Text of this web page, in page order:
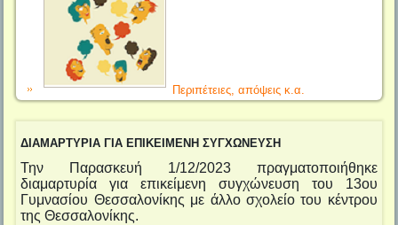
Περιπέτειες, απόψεις κ.α.
ΔΙΑΜΑΡΤΥΡΙΑ ΓΙΑ ΕΠΙΚΕΙΜΕΝΗ ΣΥΓΧΩΝΕΥΣΗ
Την Παρασκευή 1/12/2023 πραγματοποιήθηκε
διαμαρτυρία για επικείμενη συγχώνευση του 13ου
Γυμνασίου Θεσσαλονίκης με άλλο σχολείο του κέντρου
της Θεσσαλονίκης.